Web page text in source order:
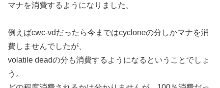
マナを消費するようになりました。
例えばcwc-vdだったら今まではcycloneの分しかマナを消
費しませんでしたが、
volatile deadの分も消費するようになるということでしょ
う。